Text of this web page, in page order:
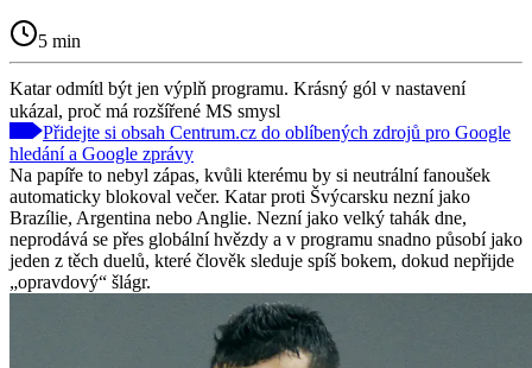
5 min
Katar odmítl být jen výplň programu. Krásný gól v nastavení
ukázal, proč má rozšířené MS smysl
Přidejte si obsah Centrum.cz do oblíbených zdrojů pro Google
hledání a Google zprávy
Na papíře to nebyl zápas, kvůli kterému by si neutrální fanoušek
automaticky blokoval večer. Katar proti Švýcarsku nezní jako
Brazílie, Argentina nebo Anglie. Nezní jako velký tahák dne,
neprodává se přes globální hvězdy a v programu snadno působí jako
jeden z těch duelů, které člověk sleduje spíš bokem, dokud nepřijde
„opravdový“ šlágr.